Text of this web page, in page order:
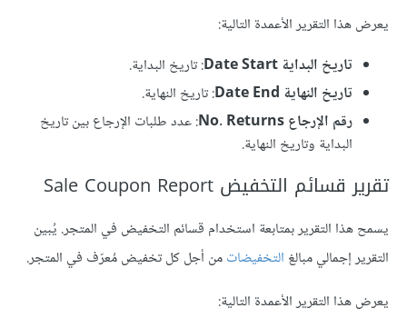
يعرض هذا التقرير الأعمدة التالية:
تاريخ البداية Date Start
: تاريخ البداية.
تاريخ النهاية Date End
: تاريخ النهاية.
رقم الإرجاع No. Returns
: عدد طلبات الإرجاع بين تاريخ
البداية وتاريخ النهاية.
تقرير قسائم التخفيض Sale Coupon Report
يسمح هذا التقرير بمتابعة استخدام قسائم التخفيض في المتجر. يُبين
التقرير إجمالي مبالغ التخفيضاتمن أجل كل تخفيض مُعرّف في المتجر.
يعرض هذا التقرير الأعمدة التالية: